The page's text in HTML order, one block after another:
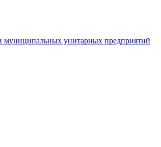
муниципальных унитарных предприятий